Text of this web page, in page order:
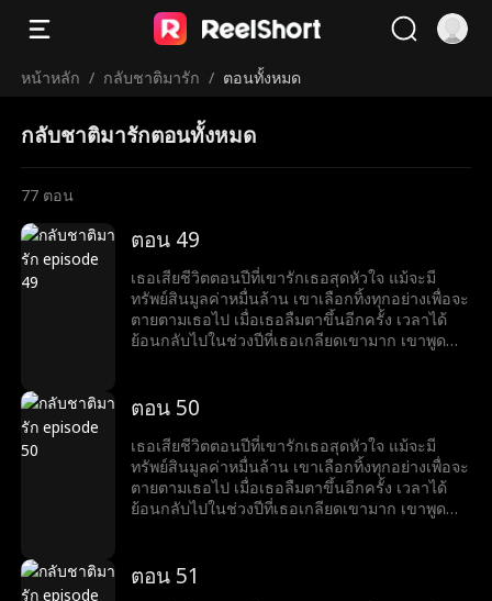
หน้าหลัก / กลับชาติมารัก / ตอนทั้งหมด
กลับชาติมารักตอนทั้งหมด
77 ตอน
ตอน 49
เธอเสียชีวิตตอนปีที่เขารักเธอสุดหัวใจ แม้จะมี
ทรัพย์สินมูลค่าหมื่นล้าน เขาเลือกทิ้งทุกอย่างเพื่อจะ
ตายตามเธอไป เมื่อเธอลืมตาขึ้นอีกครั้ง เวลาได้
ย้อนกลับไปในช่วงปีที่เธอเกลียดเขามาก เขาพูด
ตอน 50
เธอเสียชีวิตตอนปีที่เขารักเธอสุดหัวใจ แม้จะมี
ทรัพย์สินมูลค่าหมื่นล้าน เขาเลือกทิ้งทุกอย่างเพื่อจะ
ตายตามเธอไป เมื่อเธอลืมตาขึ้นอีกครั้ง เวลาได้
ย้อนกลับไปในช่วงปีที่เธอเกลียดเขามาก เขาพูด
ตอน 51